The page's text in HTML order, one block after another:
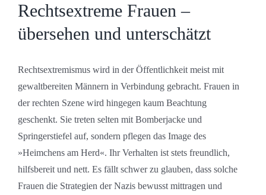
Rechtsextreme Frauen –
übersehen und unterschätzt
Rechtsextremismus wird in der Öffentlichkeit meist mit
gewaltbereiten Männern in Verbindung gebracht. Frauen in
der rechten Szene wird hingegen kaum Beachtung
geschenkt. Sie treten selten mit Bomberjacke und
Springerstiefel auf, sondern pflegen das Image des
»Heimchens am Herd«. Ihr Verhalten ist stets freundlich,
hilfsbereit und nett. Es fällt schwer zu glauben, dass solche
Frauen die Strategien der Nazis bewusst mittragen und